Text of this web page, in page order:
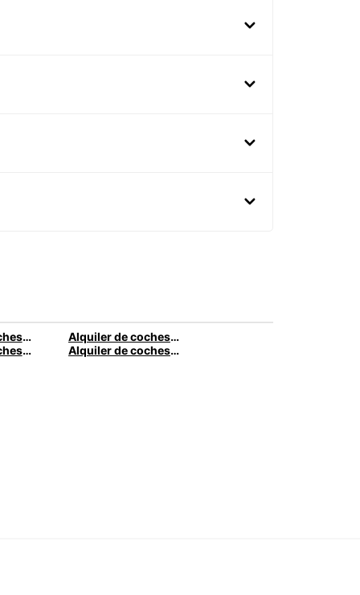
Alquiler de coches en Ourense
Alquiler de coches en Gijón
Alquiler de coches en Santander
Alquiler de coches en Vigo